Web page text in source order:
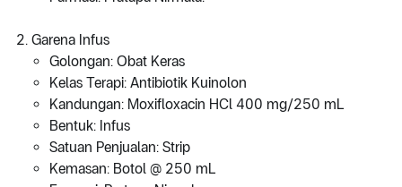
Garena Infus
Golongan: Obat Keras
Kelas Terapi: Antibiotik Kuinolon
Kandungan: Moxifloxacin HCl 400 mg/250 mL
Bentuk: Infus
Satuan Penjualan: Strip
Kemasan: Botol @ 250 mL